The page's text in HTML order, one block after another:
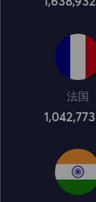
法国
1,042,773